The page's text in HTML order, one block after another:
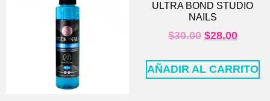
ULTRA BOND STUDIO
NAILS
$30.00 $28.00
AÑADIR AL CARRITO